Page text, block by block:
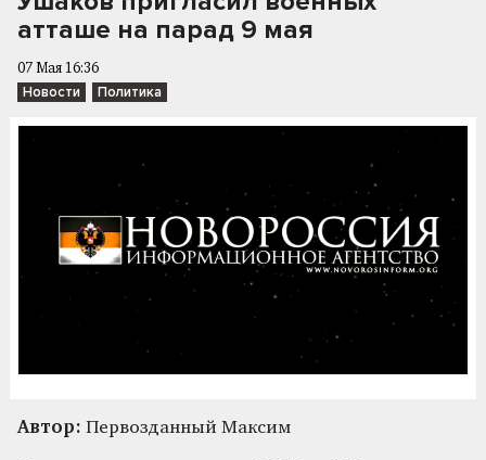
атташе на парад 9 мая
07 Мая 16:36
Новости Политика
Автор: Первозданный Максим